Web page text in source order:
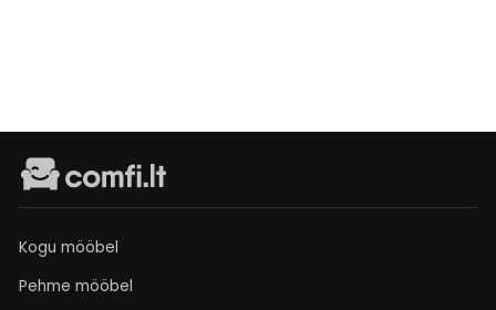
Kogu mööbel
Pehme mööbel